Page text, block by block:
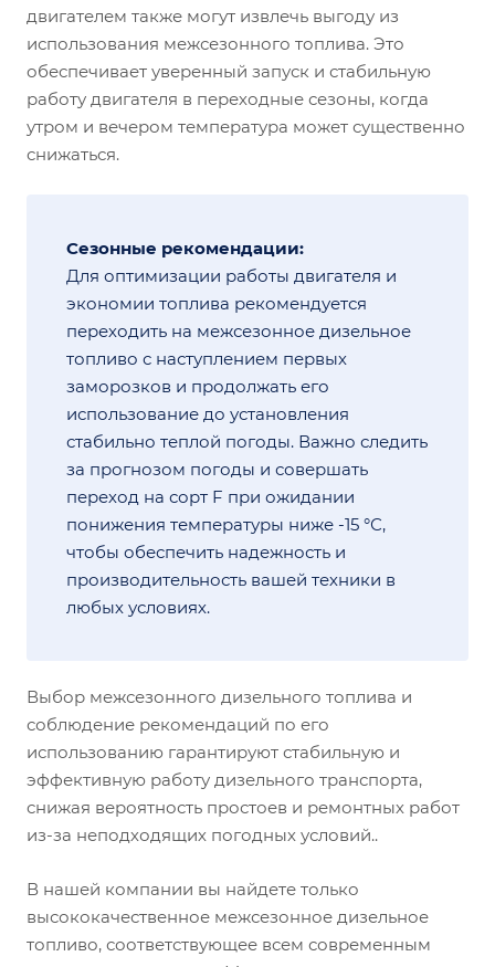
двигателем также могут извлечь выгоду из
использования межсезонного топлива. Это
обеспечивает уверенный запуск и стабильную
работу двигателя в переходные сезоны, когда
утром и вечером температура может существенно
снижаться.
Сезонные рекомендации:
Для оптимизации работы двигателя и
экономии топлива рекомендуется
переходить на межсезонное дизельное
топливо с наступлением первых
заморозков и продолжать его
использование до установления
стабильно теплой погоды. Важно следить
за прогнозом погоды и совершать
переход на сорт F при ожидании
понижения температуры ниже -15 °С,
чтобы обеспечить надежность и
производительность вашей техники в
любых условиях.
Выбор межсезонного дизельного топлива и
соблюдение рекомендаций по его
использованию гарантируют стабильную и
эффективную работу дизельного транспорта,
снижая вероятность простоев и ремонтных работ
из-за неподходящих погодных условий..
В нашей компании вы найдете только
высококачественное межсезонное дизельное
топливо, соответствующее всем современным